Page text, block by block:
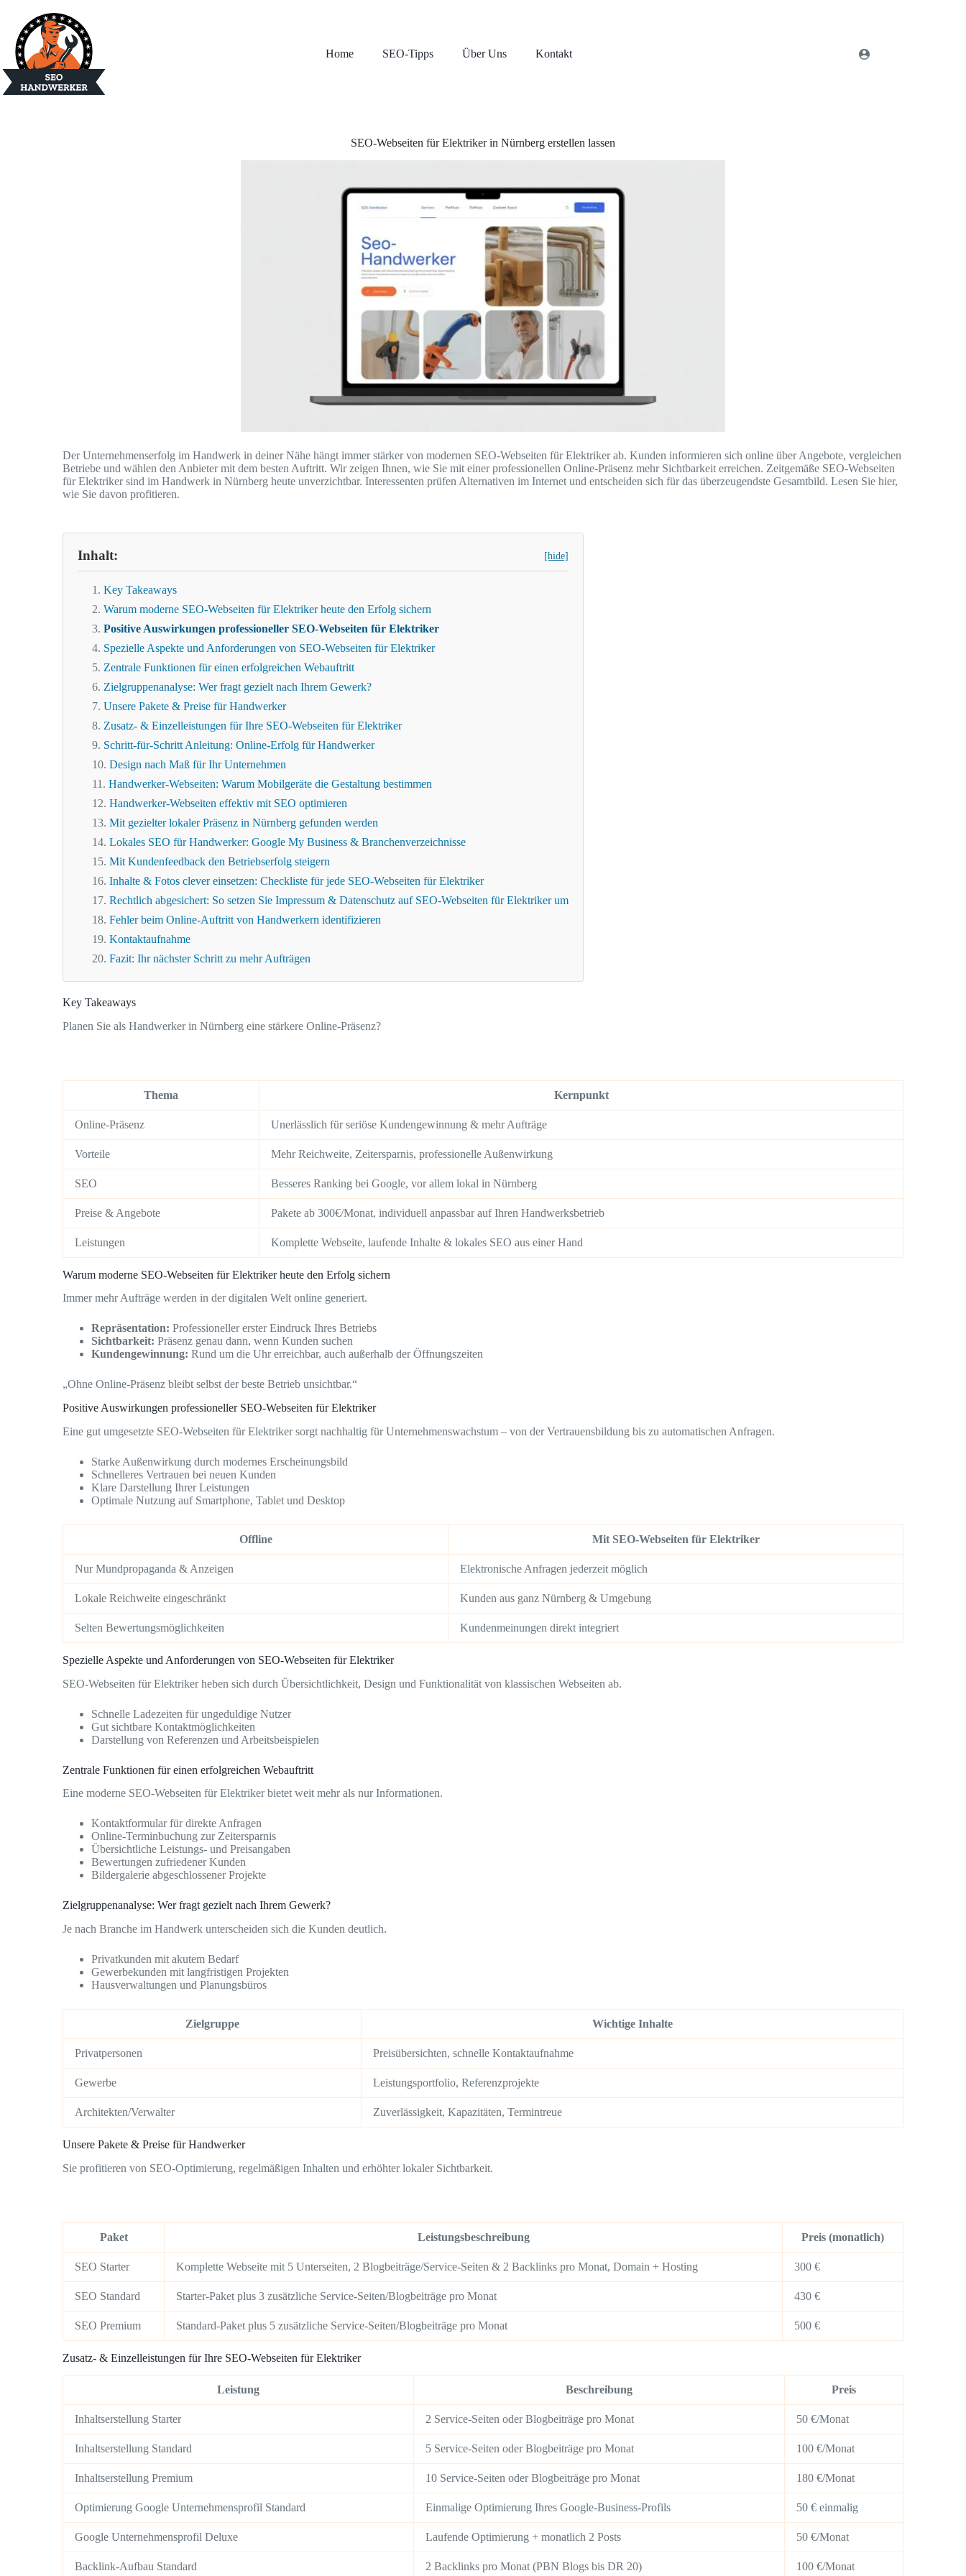
Home SEO-Tipps Über Uns Kontakt
SEO-Webseiten für Elektriker in Nürnberg erstellen lassen
Der Unternehmenserfolg im Handwerk in deiner Nähe hängt immer stärker von modernen SEO-Webseiten für Elektriker ab. Kunden informieren sich online über Angebote, vergleichen
Betriebe und wählen den Anbieter mit dem besten Auftritt. Wir zeigen Ihnen, wie Sie mit einer professionellen Online-Präsenz mehr Sichtbarkeit erreichen. Zeitgemäße SEO-Webseiten
für Elektriker sind im Handwerk in Nürnberg heute unverzichtbar. Interessenten prüfen Alternativen im Internet und entscheiden sich für das überzeugendste Gesamtbild. Lesen Sie hier,
wie Sie davon profitieren.
Inhalt: [hide]
Key Takeaways
Warum moderne SEO-Webseiten für Elektriker heute den Erfolg sichern
Positive Auswirkungen professioneller SEO-Webseiten für Elektriker
Spezielle Aspekte und Anforderungen von SEO-Webseiten für Elektriker
Zentrale Funktionen für einen erfolgreichen Webauftritt
Zielgruppenanalyse: Wer fragt gezielt nach Ihrem Gewerk?
Unsere Pakete & Preise für Handwerker
Zusatz- & Einzelleistungen für Ihre SEO-Webseiten für Elektriker
Schritt-für-Schritt Anleitung: Online-Erfolg für Handwerker
Design nach Maß für Ihr Unternehmen
Handwerker-Webseiten: Warum Mobilgeräte die Gestaltung bestimmen
Handwerker-Webseiten effektiv mit SEO optimieren
Mit gezielter lokaler Präsenz in Nürnberg gefunden werden
Lokales SEO für Handwerker: Google My Business & Branchenverzeichnisse
Mit Kundenfeedback den Betriebserfolg steigern
Inhalte & Fotos clever einsetzen: Checkliste für jede SEO-Webseiten für Elektriker
Rechtlich abgesichert: So setzen Sie Impressum & Datenschutz auf SEO-Webseiten für Elektriker um
Fehler beim Online-Auftritt von Handwerkern identifizieren
Kontaktaufnahme
Fazit: Ihr nächster Schritt zu mehr Aufträgen
Key Takeaways
Planen Sie als Handwerker in Nürnberg eine stärkere Online-Präsenz?
Thema Kernpunkt
Online-Präsenz Unerlässlich für seriöse Kundengewinnung & mehr Aufträge
Vorteile Mehr Reichweite, Zeitersparnis, professionelle Außenwirkung
SEO Besseres Ranking bei Google, vor allem lokal in Nürnberg
Preise & Angebote Pakete ab 300€/Monat, individuell anpassbar auf Ihren Handwerksbetrieb
Leistungen Komplette Webseite, laufende Inhalte & lokales SEO aus einer Hand
Warum moderne SEO-Webseiten für Elektriker heute den Erfolg sichern
Immer mehr Aufträge werden in der digitalen Welt online generiert.
Repräsentation: Professioneller erster Eindruck Ihres Betriebs
Sichtbarkeit: Präsenz genau dann, wenn Kunden suchen
Kundengewinnung: Rund um die Uhr erreichbar, auch außerhalb der Öffnungszeiten
„Ohne Online-Präsenz bleibt selbst der beste Betrieb unsichtbar.“
Positive Auswirkungen professioneller SEO-Webseiten für Elektriker
Eine gut umgesetzte SEO-Webseiten für Elektriker sorgt nachhaltig für Unternehmenswachstum – von der Vertrauensbildung bis zu automatischen Anfragen.
Starke Außenwirkung durch modernes Erscheinungsbild
Schnelleres Vertrauen bei neuen Kunden
Klare Darstellung Ihrer Leistungen
Optimale Nutzung auf Smartphone, Tablet und Desktop
Offline Mit SEO-Webseiten für Elektriker
Nur Mundpropaganda & Anzeigen Elektronische Anfragen jederzeit möglich
Lokale Reichweite eingeschränkt Kunden aus ganz Nürnberg & Umgebung
Selten Bewertungsmöglichkeiten Kundenmeinungen direkt integriert
Spezielle Aspekte und Anforderungen von SEO-Webseiten für Elektriker
SEO-Webseiten für Elektriker heben sich durch Übersichtlichkeit, Design und Funktionalität von klassischen Webseiten ab.
Schnelle Ladezeiten für ungeduldige Nutzer
Gut sichtbare Kontaktmöglichkeiten
Darstellung von Referenzen und Arbeitsbeispielen
Zentrale Funktionen für einen erfolgreichen Webauftritt
Eine moderne SEO-Webseiten für Elektriker bietet weit mehr als nur Informationen.
Kontaktformular für direkte Anfragen
Online-Terminbuchung zur Zeitersparnis
Übersichtliche Leistungs- und Preisangaben
Bewertungen zufriedener Kunden
Bildergalerie abgeschlossener Projekte
Zielgruppenanalyse: Wer fragt gezielt nach Ihrem Gewerk?
Je nach Branche im Handwerk unterscheiden sich die Kunden deutlich.
Privatkunden mit akutem Bedarf
Gewerbekunden mit langfristigen Projekten
Hausverwaltungen und Planungsbüros
Zielgruppe Wichtige Inhalte
Privatpersonen Preisübersichten, schnelle Kontaktaufnahme
Gewerbe Leistungsportfolio, Referenzprojekte
Architekten/Verwalter Zuverlässigkeit, Kapazitäten, Termintreue
Unsere Pakete & Preise für Handwerker
Sie profitieren von SEO-Optimierung, regelmäßigen Inhalten und erhöhter lokaler Sichtbarkeit.
Paket Leistungsbeschreibung Preis (monatlich)
SEO Starter Komplette Webseite mit 5 Unterseiten, 2 Blogbeiträge/Service-Seiten & 2 Backlinks pro Monat, Domain + Hosting 300 €
SEO Standard Starter-Paket plus 3 zusätzliche Service-Seiten/Blogbeiträge pro Monat 430 €
SEO Premium Standard-Paket plus 5 zusätzliche Service-Seiten/Blogbeiträge pro Monat 500 €
Zusatz- & Einzelleistungen für Ihre SEO-Webseiten für Elektriker
Leistung Beschreibung Preis
Inhaltserstellung Starter 2 Service-Seiten oder Blogbeiträge pro Monat 50 €/Monat
Inhaltserstellung Standard 5 Service-Seiten oder Blogbeiträge pro Monat 100 €/Monat
Inhaltserstellung Premium 10 Service-Seiten oder Blogbeiträge pro Monat 180 €/Monat
Optimierung Google Unternehmensprofil Standard Einmalige Optimierung Ihres Google-Business-Profils 50 € einmalig
Google Unternehmensprofil Deluxe Laufende Optimierung + monatlich 2 Posts 50 €/Monat
Backlink-Aufbau Standard 2 Backlinks pro Monat (PBN Blogs bis DR 20) 100 €/Monat